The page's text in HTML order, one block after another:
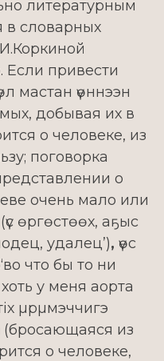
литературным
в словарных
привести
мастан үѳннээн
добывая их в
о человеке, из
поговорка
о
очень мало или
ѳргѳстѳѳх, аҕыс
удалец’), үѳс
что бы то ни
у меня аорта
µрµмэччигэ
(бросающаяся из
о человеке,